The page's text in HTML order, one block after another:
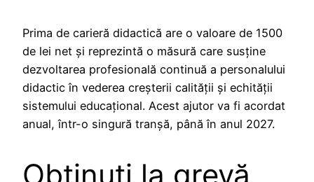
Prima de carieră didactică are o valoare de 1500
de lei net și reprezintă o măsură care susține
dezvoltarea profesională continuă a personalului
didactic în vederea creșterii calității și echității
sistemului educațional. Acest ajutor va fi acordat
anual, într-o singură tranșă, până în anul 2027.
Obținuți la grevă